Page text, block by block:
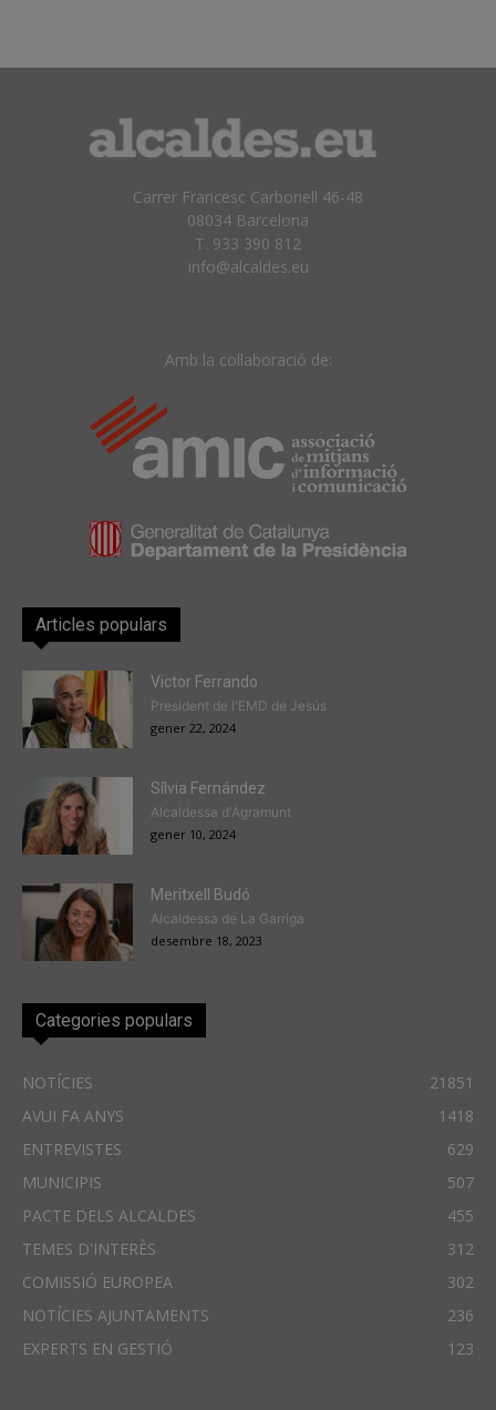
Carrer Francesc Carbonell 46-48
08034 Barcelona
T. 933 390 812
info@alcaldes.eu
Amb la col·laboració de:
Articles populars
Victor Ferrando
President de l'EMD de Jesús
gener 22, 2024
Sílvia Fernández
Alcaldessa d'Agramunt
gener 10, 2024
Meritxell Budó
Alcaldessa de La Garriga
desembre 18, 2023
Categories populars
NOTÍCIES
21851
AVUI FA ANYS
1418
ENTREVISTES
629
MUNICIPIS
507
PACTE DELS ALCALDES
455
TEMES D'INTERÈS
312
COMISSIÓ EUROPEA
302
NOTÍCIES AJUNTAMENTS
236
EXPERTS EN GESTIÓ
123